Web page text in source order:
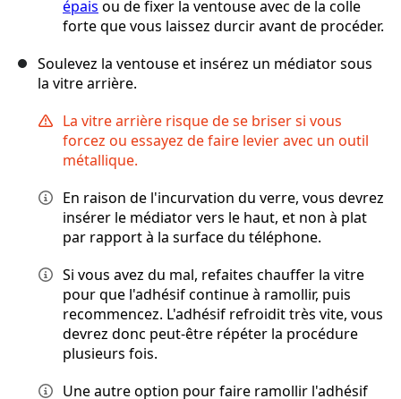
épais ou de fixer la ventouse avec de la colle
forte que vous laissez durcir avant de procéder.
Soulevez la ventouse et insérez un médiator sous
la vitre arrière.
La vitre arrière risque de se briser si vous
forcez ou essayez de faire levier avec un outil
métallique.
En raison de l'incurvation du verre, vous devrez
insérer le médiator vers le haut, et non à plat
par rapport à la surface du téléphone.
Si vous avez du mal, refaites chauffer la vitre
pour que l'adhésif continue à ramollir, puis
recommencez. L'adhésif refroidit très vite, vous
devrez donc peut-être répéter la procédure
plusieurs fois.
Une autre option pour faire ramollir l'adhésif